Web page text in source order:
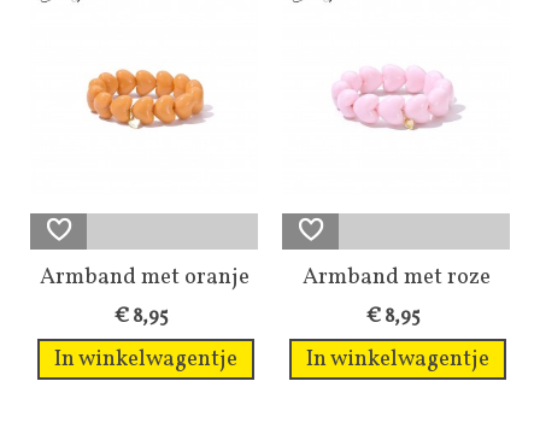
Armband met oranje
hart kralen...
€ 8,95
In winkelwagentje
Armband met roze
hartvormige kralen
€ 8,95
In winkelwagentje